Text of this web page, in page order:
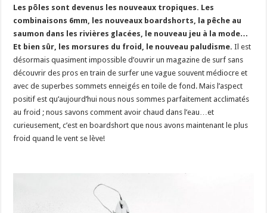
Les pôles sont devenus les nouveaux tropiques. Les
combinaisons 6mm, les nouveaux boardshorts, la pêche au
saumon dans les rivières glacées, le nouveau jeu à la mode…
Et bien sûr, les morsures du froid, le nouveau paludisme. Il est
désormais quasiment impossible d’ouvrir un magazine de surf sans
découvrir des pros en train de surfer une vague souvent médiocre et
avec de superbes sommets enneigés en toile de fond. Mais l’aspect
positif est qu’aujourd’hui nous nous sommes parfaitement acclimatés
au froid ; nous savons comment avoir chaud dans l’eau…et
curieusement, c’est en boardshort que nous avons maintenant le plus
froid quand le vent se lève!